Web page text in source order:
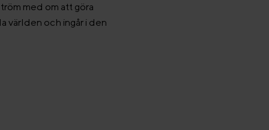
med om att göra
världen och ingår i den